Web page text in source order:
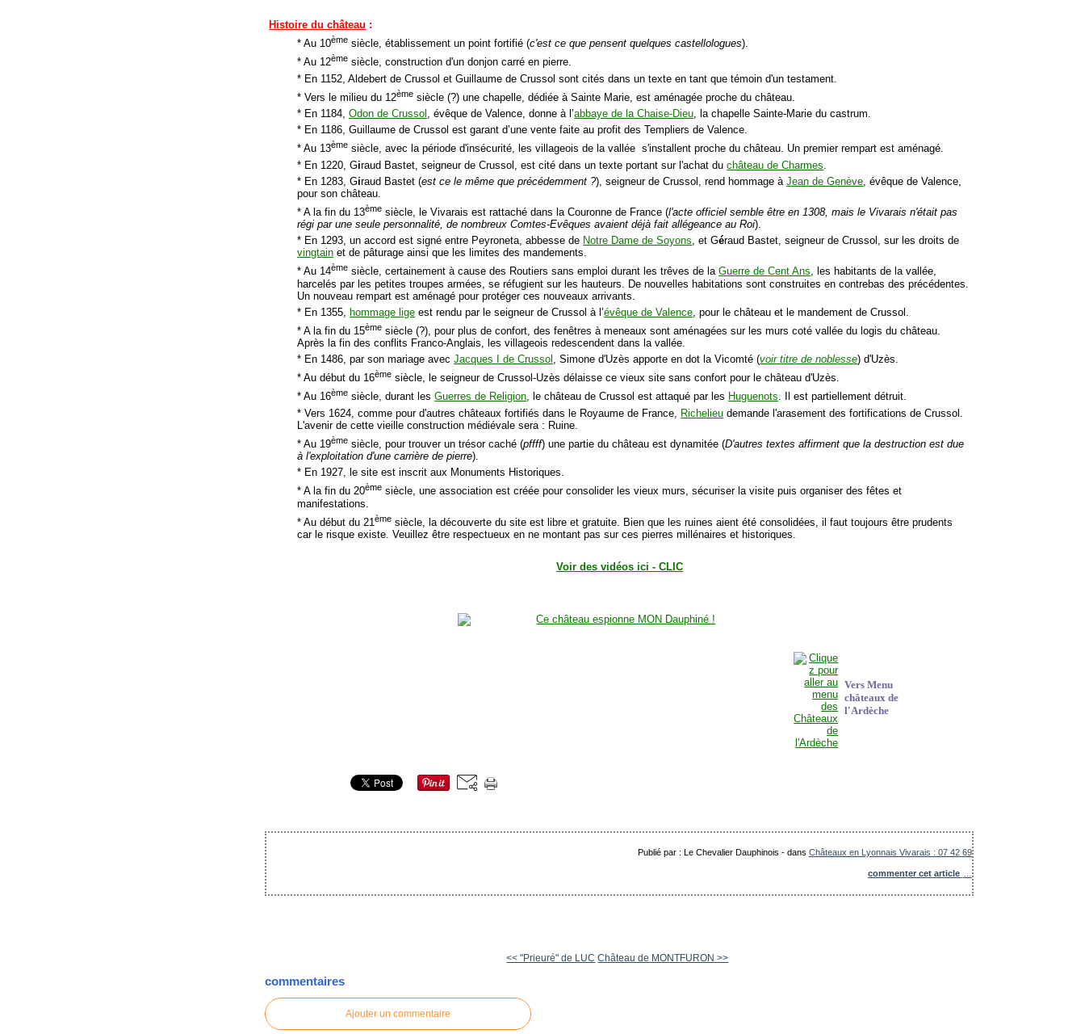
Histoire du château :
* Au 10ème siècle, établissement un point fortifié (c'est ce que pensent quelques castellologues).
* Au 12ème siècle, construction d'un donjon carré en pierre.
* En 1152, Aldebert de Crussol et Guillaume de Crussol sont cités dans un texte en tant que témoin d'un testament.
* Vers le milieu du 12ème siècle (?) une chapelle, dédiée à Sainte Marie, est aménagée proche du château.
* En 1184,Odon de Crussol , évêque de Valence, donne à l’abbaye de la Chaise-Dieu, la chapelle Sainte-Marie du castrum.
* En 1186, Guillaume de Crussol est garant d’une vente faite au profit des Templiers de Valence.
* Au 13ème siècle, avec la période d'insécurité, les villageois de la vallée s'installent proche du château. Un premier rempart est aménagé.
* En 1220, Giraud Bastet, seigneur de Crussol, est cité dans un texte portant sur l'achat duchâteau de Charmes
* En 1283, Giraud Bastet (est ce le même que précédemment ?), seigneur de Crussol, rend hommage àJean de Genève , évêque de Valence,
pour son château.
* A la fin du 13ème siècle, le Vivarais est rattaché dans la Couronne de France (l'acte officiel semble être en 1308, mais le Vivarais n'était pas
régi par une seule personnalité, de nombreux Comtes-Evêques avaient déjà fait allégeance au Roi).
* En 1293, un accord est signé entre Peyroneta, abbesse de Notre Dame de Soyons, et Géraud Bastet, seigneur de Crussol, sur les droits de
vingtain et de pâturage ainsi que les limites des mandements.
* Au 14ème siècle, certainement à cause des Routiers sans emploi durant les trêves de laGuerre de Cent Ans, les habitants de la vallée,
harcelés par les petites troupes armées, se réfugient sur les hauteurs. De nouvelles habitations sont construites en contrebas des précédentes.
Un nouveau rempart est aménagé pour protéger ces nouveaux arrivants.
* En 1355,hommage lige est rendu par le seigneur de Crussol à l’évêque de Valence , pour le château et le mandement de Crussol.
* A la fin du 15ème siècle (?), pour plus de confort, des fenêtres à meneaux sont aménagées sur les murs coté vallée du logis du château.
Après la fin des conflits Franco-Anglais, les villageois redescendent dans la vallée.
* En 1486, par son mariage avecJacques I de Crussol , Simone d'Uzès apporte en dot la Vicomté (voir titre de noblesse) d'Uzès.
* Au début du 16ème siècle, le seigneur de Crussol-Uzès délaisse ce vieux site sans confort pour le château d'Uzès.
* Au 16ème siècle, durant lesGuerres de Religion, le château de Crussol est attaqué par les Huguenots. Il est partiellement détruit.
* Vers 1624, comme pour d'autres châteaux fortifiés dans le Royaume de France,
Richelieu demande l'arasement des fortifications de Crussol.
L'avenir de cette vieille construction médiévale sera : Ruine.
* Au 19ème siècle, pour trouver un trésor caché (pffff) une partie du château est dynamitée (D'autres textes affirment que la destruction est due
à l'exploitation d'une carrière de pierre).
* En 1927, le site est inscrit aux Monuments Historiques.
* A la fin du 20ème siècle, une association est créée pour consolider les vieux murs, sécuriser la visite puis organiser des fêtes et
manifestations.
* Au début du 21ème siècle, la découverte du site est libre et gratuite. Bien que les ruines aient été consolidées, il faut toujours être prudents
car le risque existe. Veuillez être respectueux en ne montant pas sur ces pierres millénaires et historiques.
Voir des vidéos ici - CLIC
Vers Menu
châteaux de
l'Ardèche
Publié par : Le Chevalier Dauphinois -dans Châteaux en Lyonnais Vivarais : 07 42 69
commenter cet article
<< "Prieuré" de LUC Château de MONTFURON >>
commentaires
Ajouter un commentaire